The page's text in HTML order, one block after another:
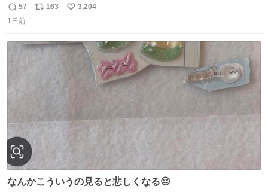
未開封品 かなり前に楽天だかで買った多分未使用のデモ機
で-が出るのだと思うんだよね ヤフオクで売れてない190万
本初のモデルではあるけど´д` ; #Apple #iPhone3G
返
信
57
リ
ト
数
163
い
3,204
1日前
なんかこういうの見ると悲しくなる😔